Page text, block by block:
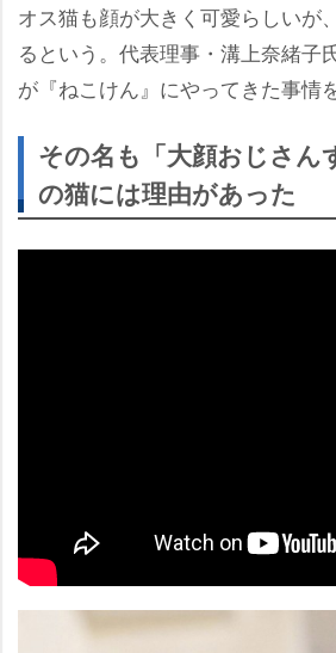
オス猫も顔が大きく可愛らしいが
るという。代表理事・溝上奈緒子
が『ねこけん』にやってきた事情
その名も「大顔おじさん
の猫には理由があった